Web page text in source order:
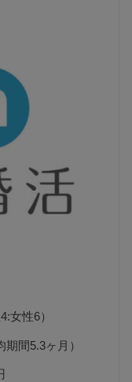
女性6）
間5.3ヶ月）